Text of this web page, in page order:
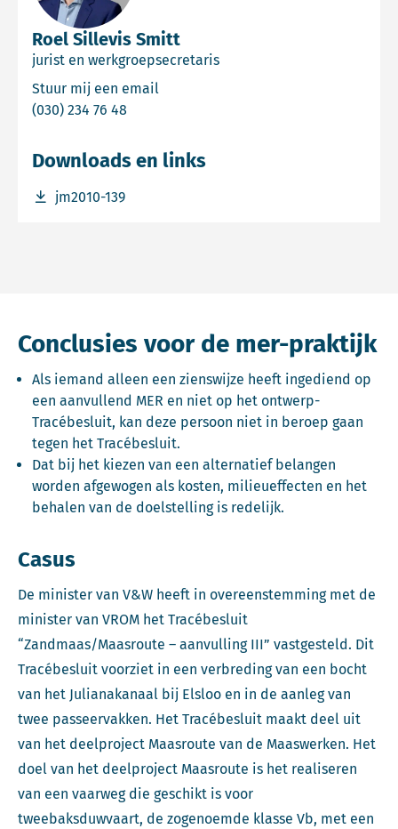
Roel Sillevis Smitt
jurist en werkgroepsecretaris
Stuur mij een email
(030) 234 76 48
Downloads en links
jm2010-139
Download bestand jm2010-139
Conclusies voor de mer-praktijk
Als iemand alleen een zienswijze heeft ingediend op
een aanvullend MER en niet op het ontwerp-
Tracébesluit, kan deze persoon niet in beroep gaan
tegen het Tracébesluit.
Dat bij het kiezen van een alternatief belangen
worden afgewogen als kosten, milieueffecten en het
behalen van de doelstelling is redelijk.
Casus
De minister van V&W heeft in overeenstemming met de
minister van VROM het Tracébesluit
“Zandmaas/Maasroute – aanvulling III” vastgesteld. Dit
Tracébesluit voorziet in een verbreding van een bocht
van het Julianakanaal bij Elsloo en in de aanleg van
twee passeervakken. Het Tracébesluit maakt deel uit
van het deelproject Maasroute van de Maaswerken. Het
doel van het deelproject Maasroute is het realiseren
van een vaarweg die geschikt is voor
tweebaksduwvaart, de zogenoemde klasse Vb, met een